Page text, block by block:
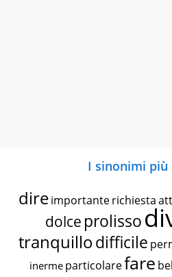
I sinonimi più
dire importante richiesta
dolce prolisso
tranquillodifficile
inerme particolarefare